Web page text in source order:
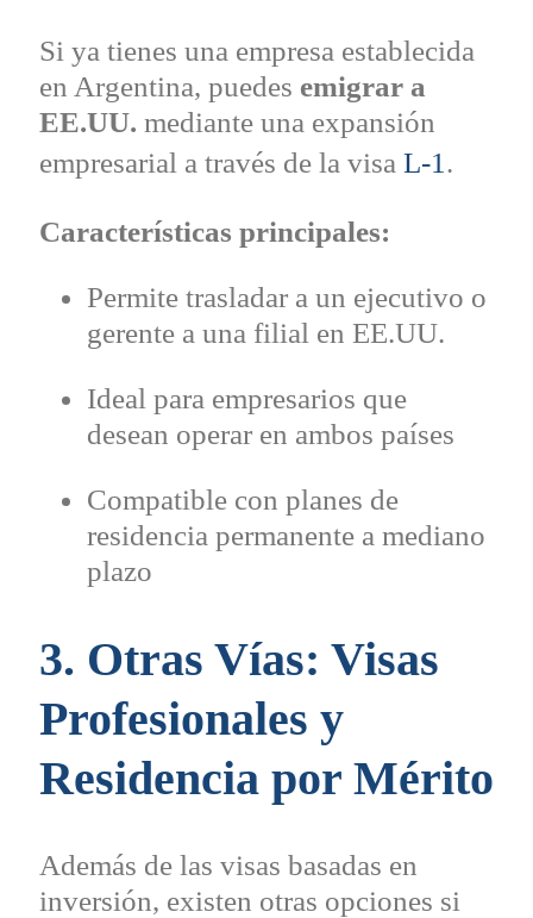
Si ya tienes una empresa establecida
en Argentina, puedes emigrar a
EE.UU. mediante una expansión
empresarial a través de la visa L-1.
Características principales:
Permite trasladar a un ejecutivo o
gerente a una filial en EE.UU.
Ideal para empresarios que
desean operar en ambos países
Compatible con planes de
residencia permanente a mediano
plazo
3. Otras Vías: Visas
Profesionales y
Residencia por Mérito
Además de las visas basadas en
inversión, existen otras opciones si